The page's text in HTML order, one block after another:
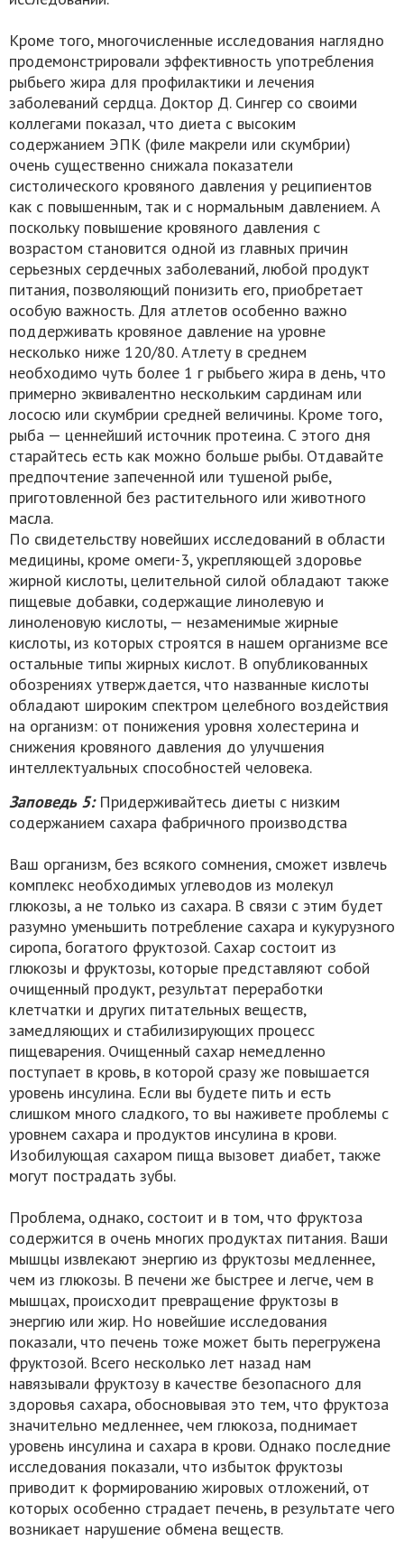
Кроме того, многочисленные исследования наглядно
продемонстрировали эффективность употребления
рыбьего жира для профилактики и лечения
заболеваний сердца. Доктор Д. Сингер со своими
коллегами показал, что диета с высоким
содержанием ЭПК (филе макрели или скумбрии)
очень существенно снижала показатели
систолического кровяного давления у реципиентов
как с повышенным, так и с нормальным давлением. А
поскольку повышение кровяного давления с
возрастом становится одной из главных причин
серьезных сердечных заболеваний, любой продукт
питания, позволяющий понизить его, приобретает
особую важность. Для атлетов особенно важно
поддерживать кровяное давление на уровне
несколько ниже 120/80. Атлету в среднем
необходимо чуть более 1 г рыбьего жира в день, что
примерно эквивалентно нескольким сардинам или
лососю или скумбрии средней величины. Кроме того,
рыба — ценнейший источник протеина. С этого дня
старайтесь есть как можно больше рыбы. Отдавайте
предпочтение запеченной или тушеной рыбе,
приготовленной без растительного или животного
масла.
По свидетельству новейших исследований в области
медицины, кроме омеги-3, укрепляющей здоровье
жирной кислоты, целительной силой обладают также
пищевые добавки, содержащие линолевую и
линоленовую кислоты, — незаменимые жирные
кислоты, из которых строятся в нашем организме все
остальные типы жирных кислот. В опубликованных
обозрениях утверждается, что названные кислоты
обладают широким спектром целебного воздействия
на организм: от понижения уровня холестерина и
снижения кровяного давления до улучшения
интеллектуальных способностей человека.
Заповедь 5: Придерживайтесь диеты с низким
содержанием сахара фабричного производства
Ваш организм, без всякого сомнения, сможет извлечь
комплекс необходимых углеводов из молекул
глюкозы, а не только из сахара. В связи с этим будет
разумно уменьшить потребление сахара и кукурузного
сиропа, богатого фруктозой. Сахар состоит из
глюкозы и фруктозы, которые представляют собой
очищенный продукт, результат переработки
клетчатки и других питательных веществ,
замедляющих и стабилизирующих процесс
пищеварения. Очищенный сахар немедленно
поступает в кровь, в которой сразу же повышается
уровень инсулина. Если вы будете пить и есть
слишком много сладкого, то вы наживете проблемы с
уровнем сахара и продуктов инсулина в крови.
Изобилующая сахаром пища вызовет диабет, также
могут пострадать зубы.
Проблема, однако, состоит и в том, что фруктоза
содержится в очень многих продуктах питания. Ваши
мышцы извлекают энергию из фруктозы медленнее,
чем из глюкозы. В печени же быстрее и легче, чем в
мышцах, происходит превращение фруктозы в
энергию или жир. Но новейшие исследования
показали, что печень тоже может быть перегружена
фруктозой. Всего несколько лет назад нам
навязывали фруктозу в качестве безопасного для
здоровья сахара, обосновывая это тем, что фруктоза
значительно медленнее, чем глюкоза, поднимает
уровень инсулина и сахара в крови. Однако последние
исследования показали, что избыток фруктозы
приводит к формированию жировых отложений, от
которых особенно страдает печень, в результате чего
возникает нарушение обмена веществ.